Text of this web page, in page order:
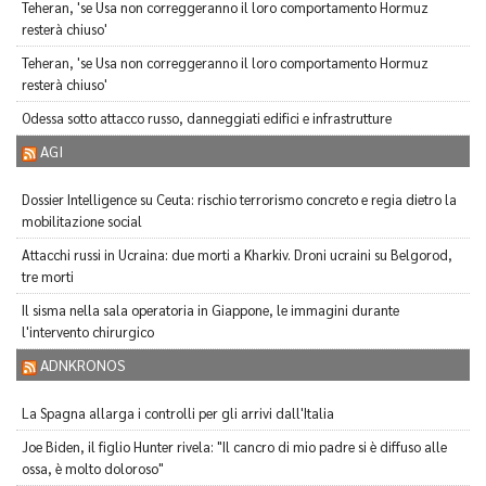
Teheran, 'se Usa non correggeranno il loro comportamento Hormuz
resterà chiuso'
Teheran, 'se Usa non correggeranno il loro comportamento Hormuz
resterà chiuso'
Odessa sotto attacco russo, danneggiati edifici e infrastrutture
AGI
Dossier Intelligence su Ceuta: rischio terrorismo concreto e regia dietro la
mobilitazione social
Attacchi russi in Ucraina: due morti a Kharkiv. Droni ucraini su Belgorod,
tre morti
Il sisma nella sala operatoria in Giappone, le immagini durante
l'intervento chirurgico
ADNKRONOS
La Spagna allarga i controlli per gli arrivi dall'Italia
Joe Biden, il figlio Hunter rivela: "Il cancro di mio padre si è diffuso alle
ossa, è molto doloroso"